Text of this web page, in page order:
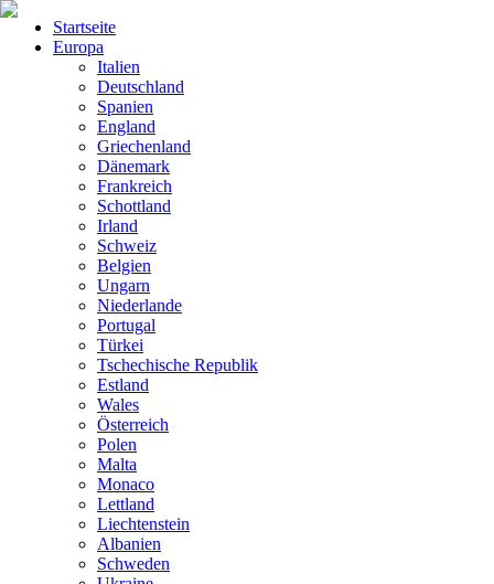
Startseite
Europa
Italien
Deutschland
Spanien
England
Griechenland
Dänemark
Frankreich
Schottland
Irland
Schweiz
Belgien
Ungarn
Niederlande
Portugal
Türkei
Tschechische Republik
Estland
Wales
Österreich
Polen
Malta
Monaco
Lettland
Liechtenstein
Albanien
Schweden